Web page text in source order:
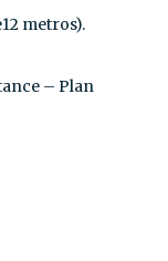
metros).
– Plan